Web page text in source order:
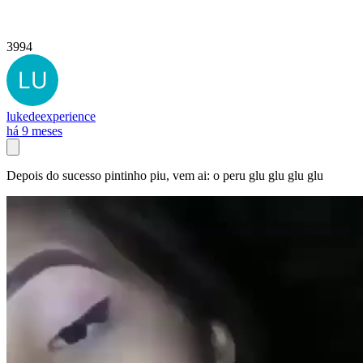
3994
lukedeexperience
há 9 meses
Depois do sucesso pintinho piu, vem ai: o peru glu glu glu glu